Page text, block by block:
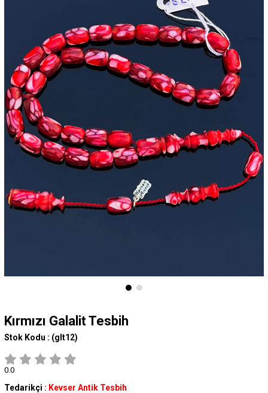
Kırmızı Galalit Tesbih
Stok Kodu : (glt12)
0.0
Tedarikçi : Kevser Antik Tesbih